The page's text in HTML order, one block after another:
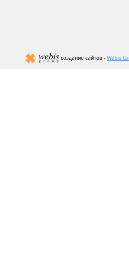
создание сайтов - Webis